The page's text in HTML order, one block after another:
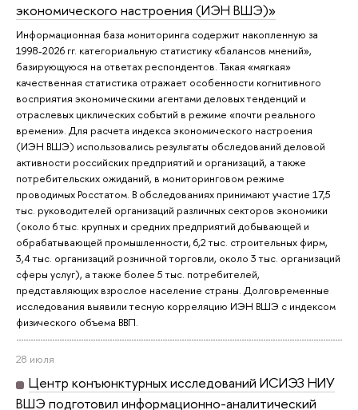
экономического настроения (ИЭН ВШЭ)»
Информационная база мониторинга содержит накопленную за
1998-2026 гг. категориальную статистику «балансов мнений»,
базирующуюся на ответах респондентов. Такая «мягкая»
качественная статистика отражает особенности когнитивного
восприятия экономическими агентами деловых тенденций и
отраслевых циклических событий в режиме «почти реального
времени». Для расчета индекса экономического настроения
(ИЭН ВШЭ) использовались результаты обследований деловой
активности российских предприятий и организаций, а также
потребительских ожиданий, в мониторинговом режиме
проводимых Росстатом. В обследованиях принимают участие 17,5
тыс. руководителей организаций различных секторов экономики
(около 6 тыс. крупных и средних предприятий добывающей и
обрабатывающей промышленности, 6,2 тыс. строительных фирм,
3,4 тыс. организаций розничной торговли, около 3 тыс. организаций
сферы услуг), а также более 5 тыс. потребителей,
представляющих взрослое население страны. Долговременные
исследования выявили тесную корреляцию ИЭН ВШЭ с индексом
физического объема ВВП.
28 июля
Центр конъюнктурных исследований ИСИЭЗ НИУ
ВШЭ подготовил информационно-аналитический